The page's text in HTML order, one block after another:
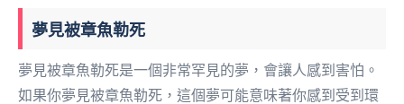
夢見被章魚勒死
夢見被章魚勒死是一個非常罕見的夢，會讓人感到害怕。
如果你夢見被章魚勒死，這個夢可能意味著你感到受到環